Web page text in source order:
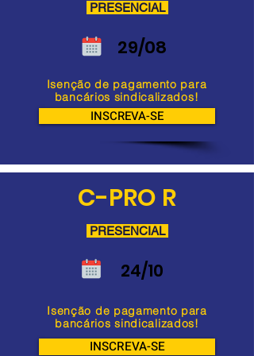
PRESENCIAL
29/08
Isenção de pagamento para
bancários sindicalizados!
INSCREVA-SE
C-PRO R
PRESENCIAL
24/10
Isenção de pagamento para
bancários sindicalizados!
INSCREVA-SE